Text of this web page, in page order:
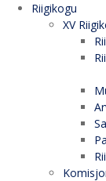
Riigikogu
XV